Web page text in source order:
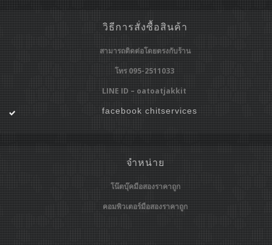
วิธีการสั่งซื้อสินค้า
สามารถติดต่อโดยตรงกับร้าน
โทร 095-2511033
LINE ID – oatoatjakkit
facebook chitservices
จำหน่าย
โน๊ตบุ๊คมือสองราคาถูก
คอมพิวเตอร์มือสองราคาถูก